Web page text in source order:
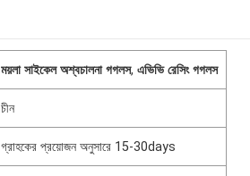
ময়লা সাইকেল অশ্বচালনা গগলস,এভিভি রেসিং গগলস
চীন
গ্রাহকের প্রয়োজন অনুসারে 15-30days